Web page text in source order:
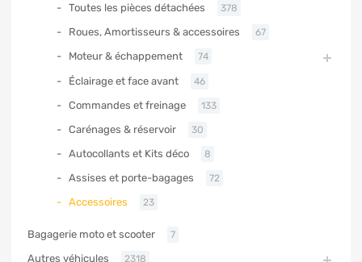
Toutes les pièces détachées 378
Roues, Amortisseurs & accessoires 67
Moteur & échappement 74
Éclairage et face avant 46
Commandes et freinage 133
Carénages & réservoir 30
Autocollants et Kits déco 8
Assises et porte-bagages 72
Accessoires 23
Bagagerie moto et scooter 7
Autres véhicules 2318